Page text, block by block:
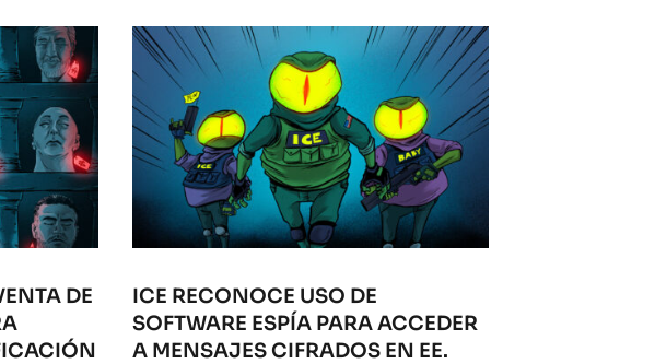
DE
ICE RECONOCE USO DE
SOFTWARE ESPÍA PARA ACCEDER
A MENSAJES CIFRADOS EN EE.